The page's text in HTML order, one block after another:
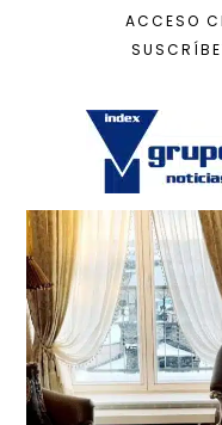
ACCESO
Decoración